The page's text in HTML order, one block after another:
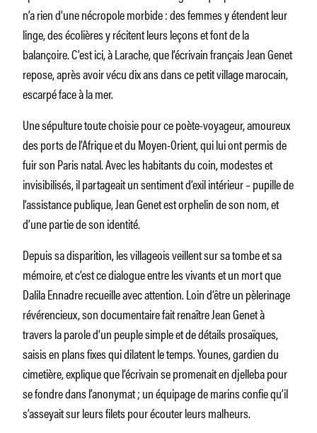
n’a rien d’une nécropole morbide : des femmes y étendent leur
linge, des écolières y récitent leurs leçons et font de la
balançoire. C’est ici, à Larache, que l’écrivain français Jean Genet
repose, après avoir vécu dix ans dans ce petit village marocain,
escarpé face à la mer.
Une sépulture toute choisie pour ce poète-voyageur, amoureux
des ports de l’Afrique et du Moyen-Orient, qui lui ont permis de
fuir son Paris natal. Avec les habitants du coin, modestes et
invisibilisés, il partageait un sentiment d’exil intérieur – pupille de
l’assistance publique, Jean Genet est orphelin de son nom, et
d’une partie de son identité.
Depuis sa disparition, les villageois veillent sur sa tombe et sa
mémoire, et c’est ce dialogue entre les vivants et un mort que
Dalila Ennadre recueille avec attention. Loin d’être un pèlerinage
révérencieux, son documentaire fait renaître Jean Genet à
travers la parole d’un peuple simple et de détails prosaïques,
saisis en plans fixes qui dilatent le temps. Younes, gardien du
cimetière, explique que l’écrivain se promenait en djelleba pour
se fondre dans l’anonymat ; un équipage de marins confie qu’il
s’asseyait sur leurs filets pour écouter leurs malheurs.